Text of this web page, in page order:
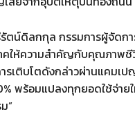
น์ดิลกกุล กรรมการผู้จัดกา
คให้ความสำคัญกับคุณภาพชี
เติบโตดังกล่าวผ่านแคมเป
พร้อมแปลงทุกยอดใช้จ่า
”